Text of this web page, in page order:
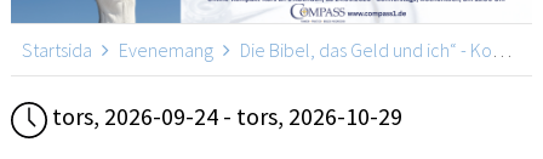
Startsida Evenemang Die Bibel, das Geld und ich“ - Kompakt-Abend-Kurs
tors, 2026-09-24 - tors, 2026-10-29